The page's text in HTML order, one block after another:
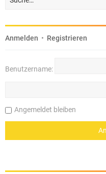
Anmelden • Registrieren
Benutzername:
Angemeldet bleiben